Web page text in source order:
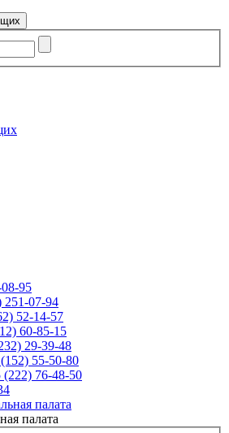
95
251-07-94
52-14-57
60-85-15
29-39-48
55-50-80
(222) 76-48-50
палата